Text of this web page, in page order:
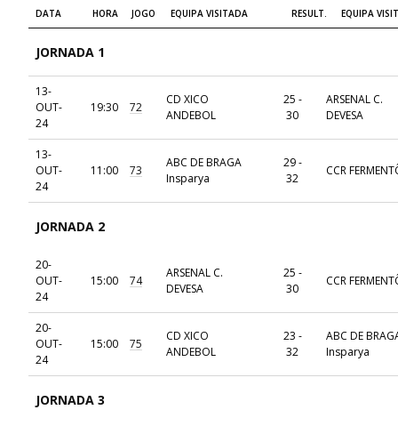
DATA HORA JOGO EQUIPA VISITADA RESULT. EQUIPA
JORNADA 1
13-
OUT-
24
19:30 72
CD XICO
ANDEBOL
25 -
30
ARSENAL C.
DEVESA
13-
OUT-
24
11:00 73
ABC DE BRAGA
Insparya
29 -
32
CCR
JORNADA 2
20-
OUT-
24
15:00 74
ARSENAL C.
DEVESA
25 -
30
CCR
20-
OUT-
24
15:00 75
CD XICO
ANDEBOL
23 -
32
ABC DE
Insparya
JORNADA 3